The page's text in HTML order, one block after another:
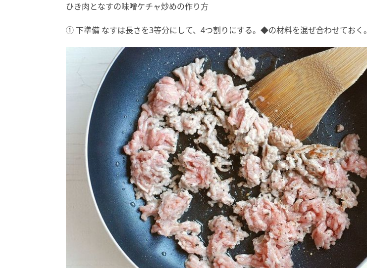
ひき肉となすの味噌ケチャ炒めの作り方
① 下準備 なすは長さを3等分にして、4つ割りにする。◆の材料を混ぜ合わせておく。